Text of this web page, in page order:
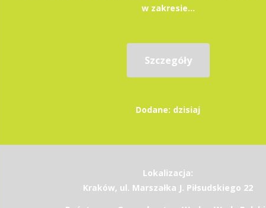
w zakresie...
Szczegóły
Dodane: dzisiaj
Lokalizacja:
Kraków, ul. Marszałka J. Piłsudskiego 22